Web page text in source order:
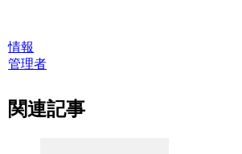
情報
管理者
関連記事